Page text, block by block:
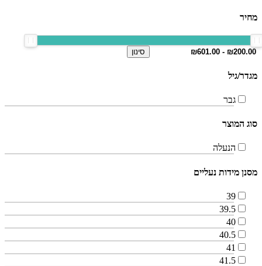
מחיר
סינון
מגדר/גיל
גבר
סוג המוצר
הנעלה
מסנן מידות נעליים
39
39.5
40
40.5
41
41.5